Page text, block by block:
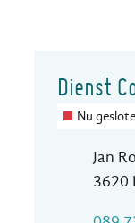
Dienst
Nu
AdresJan
,3620